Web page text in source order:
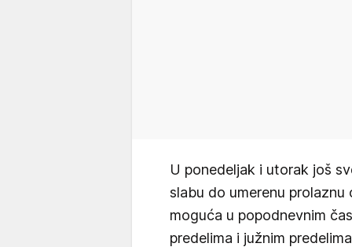
U ponedeljak i utorak još
slabu do umerenu
moguća u popodnevnim
predelima i južnim